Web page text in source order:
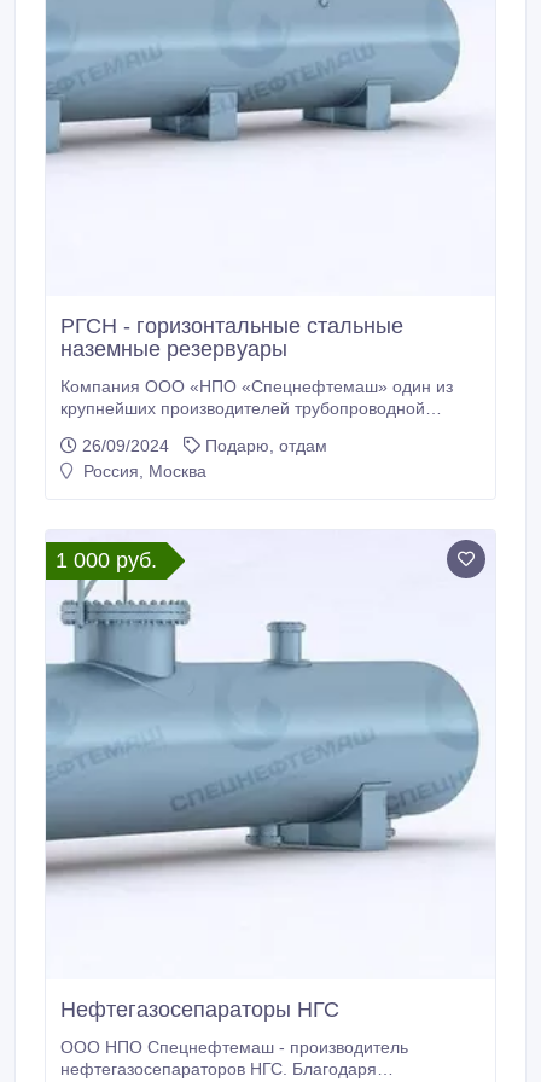
РГСН - горизонтальные стальные
наземные резервуары
Компания ООО «НПО «Спецнефтемаш» один из
крупнейших производителей трубопроводной
назначения, резервуарной техники. Приоритетное
направление деятельности заключается в
машиностроительной, химической, газовой,
агропромышленной отраслей.
26/09/2024
Подарю, отдам
Россия, Москва
1 000 руб.
Нефтегазосепараторы НГС
ООО НПО Спецнефтемаш - производитель
нефтегазосепараторов НГС. Благодаря